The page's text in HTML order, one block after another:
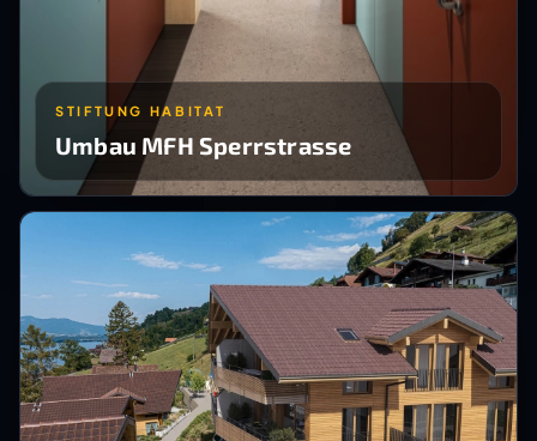
STIFTUNG HABITAT
Umbau MFH Sperrstrasse